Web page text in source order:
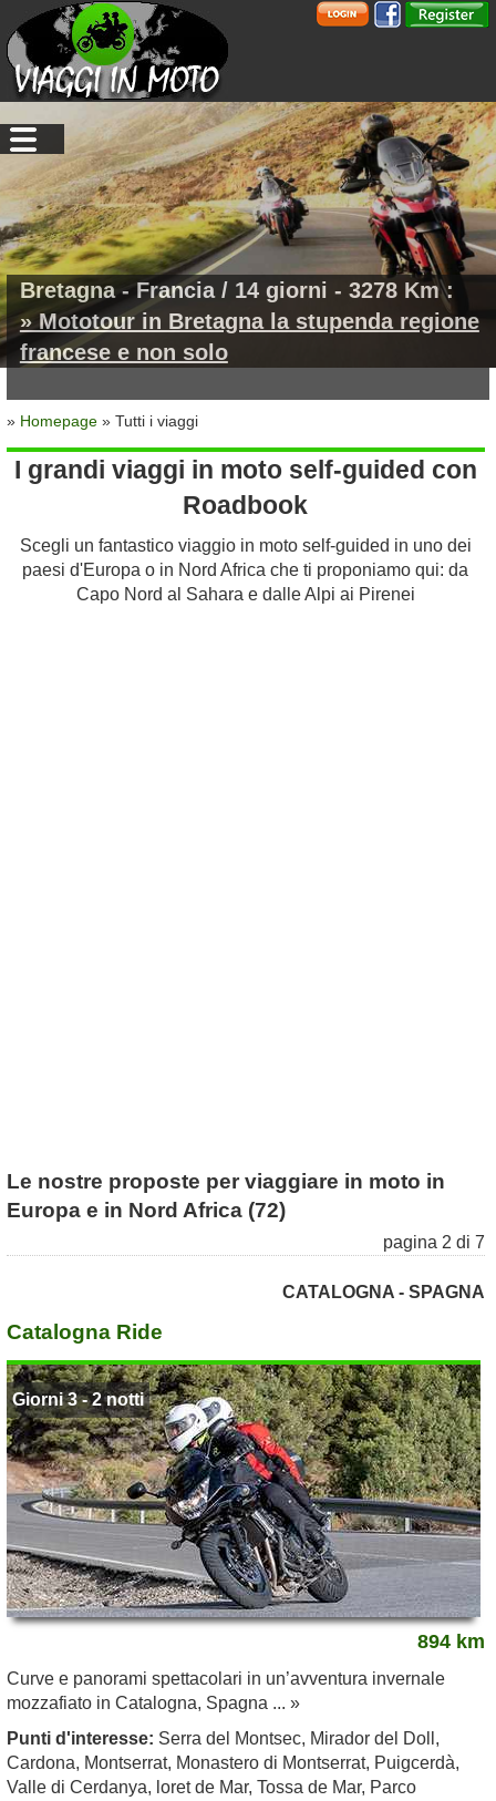
Bretagna - Francia / 14 giorni - 3278 Km :
» Mototour in Bretagna la stupenda regione
francese e non solo
» Homepage» Tutti i viaggi
I grandi viaggi in moto self-guided con
Roadbook
Scegli un fantastico viaggio in moto self-guided in uno dei
paesi d'Europa o in Nord Africa che ti proponiamo qui: da
Capo Nord al Sahara e dalle Alpi ai Pirenei
Le nostre proposte per viaggiare in moto in
Europa e in Nord Africa (72)
pagina 2 di 7
CATALOGNA - SPAGNA
Catalogna Ride
Giorni 3 - 2 notti
894 km
Curve e panorami spettacolari in un’avventura invernale
mozzafiato in Catalogna, Spagna ... »
Punti d'interesse: Serra del Montsec, Mirador del Doll,
Cardona, Montserrat, Monastero di Montserrat, Puigcerdà,
Valle di Cerdanya, loret de Mar, Tossa de Mar, Parco